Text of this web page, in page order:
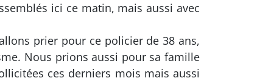
ici ce matin, mais aussi avec
prier pour ce policier de 38 ans,
Nous prions aussi pour sa famille
ces derniers mois mais aussi